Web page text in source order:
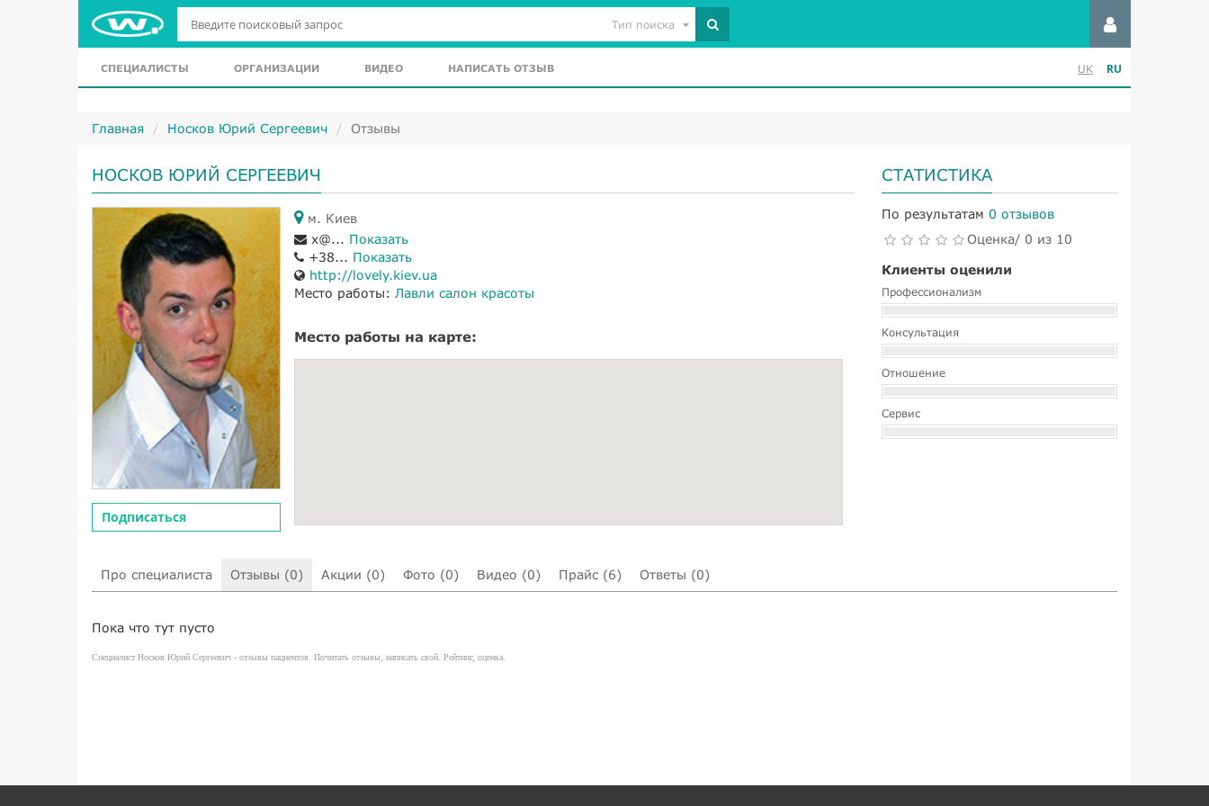
Тип поиска
СПЕЦИАЛИСТЫ ОРГАНИЗАЦИИ ВИДЕО НАПИСАТЬ ОТЗЫВ UK RU
Главная Носков Юрий Сергеевич Отзывы
НОСКОВ ЮРИЙ СЕРГЕЕВИЧ
Подписаться
м. Киев
x@... Показать
+38... Показать
http://lovely.kiev.ua
Место работы: Лавли салон красоты
Место работы на карте:
СТАТИСТИКА
По результатам 0 отзывов
Оценка/ 0 из 10
Клиенты оценили
Профессионализм
Консультация
Отношение
Сервис
Про специалиста Отзывы (0) Акции (0) Фото (0) Видео (0) Прайс (6) Ответы (0)
Пока что тут пусто
Специалист Носков Юрий Сергеевич - отзывы пациентов. Почитать отзывы, написать свой. Рейтинг, оценка.